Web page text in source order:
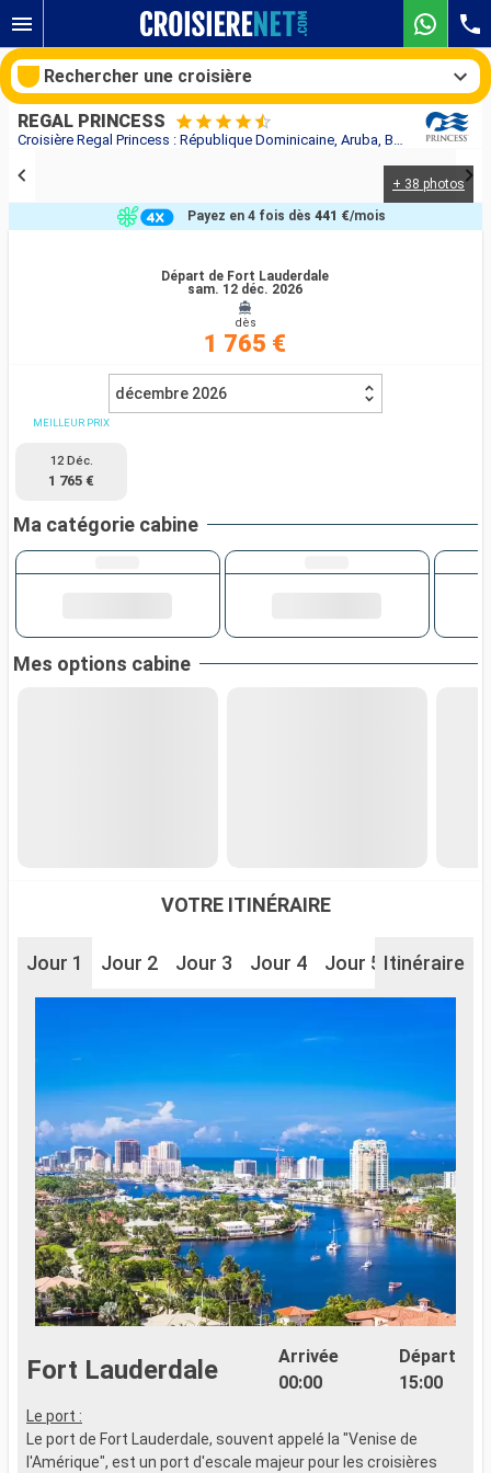
Croisière Regal Princess : République Dominicaine, Aruba, Bahamas, Îles Turques-et-Caïques, États-Unis au départ de Fort Lauderdale
REGAL PRINCESS
+ 38 photos
Départ de Fort Lauderdale
sam. 12 déc. 2026
dès
1 765 €
Payez en 4 fois dès 441 €/mois
décembre 2026
MEILLEUR PRIX
12 Déc.
1 765 €
Ma catégorie cabine
Mes options cabine
VOTRE ITINÉRAIRE
Jour 1 Jour 2 Jour 3 Jour 4 Jour 5 Jour 6
Itinéraire
Fort Lauderdale
Arrivée
00:00
Départ
15:00
Le port :
Le port de Fort Lauderdale, souvent appelé la "Venise de
l'Amérique", est un port d'escale majeur pour les croisières
Rechercher une croisière
Compagnies
Rechercher